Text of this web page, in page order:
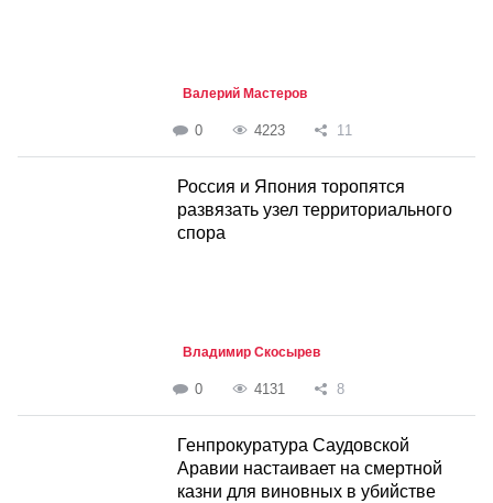
Валерий Мастеров
0 4223 11
Россия и Япония торопятся
развязать узел территориального
спора
Владимир Скосырев
0 4131 8
Генпрокуратура Саудовской
Аравии настаивает на смертной
казни для виновных в убийстве